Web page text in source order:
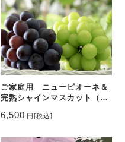
ご家庭用 ニューピオーネ＆
完熟シャインマスカット（種
庭用
6,500 円[税込]